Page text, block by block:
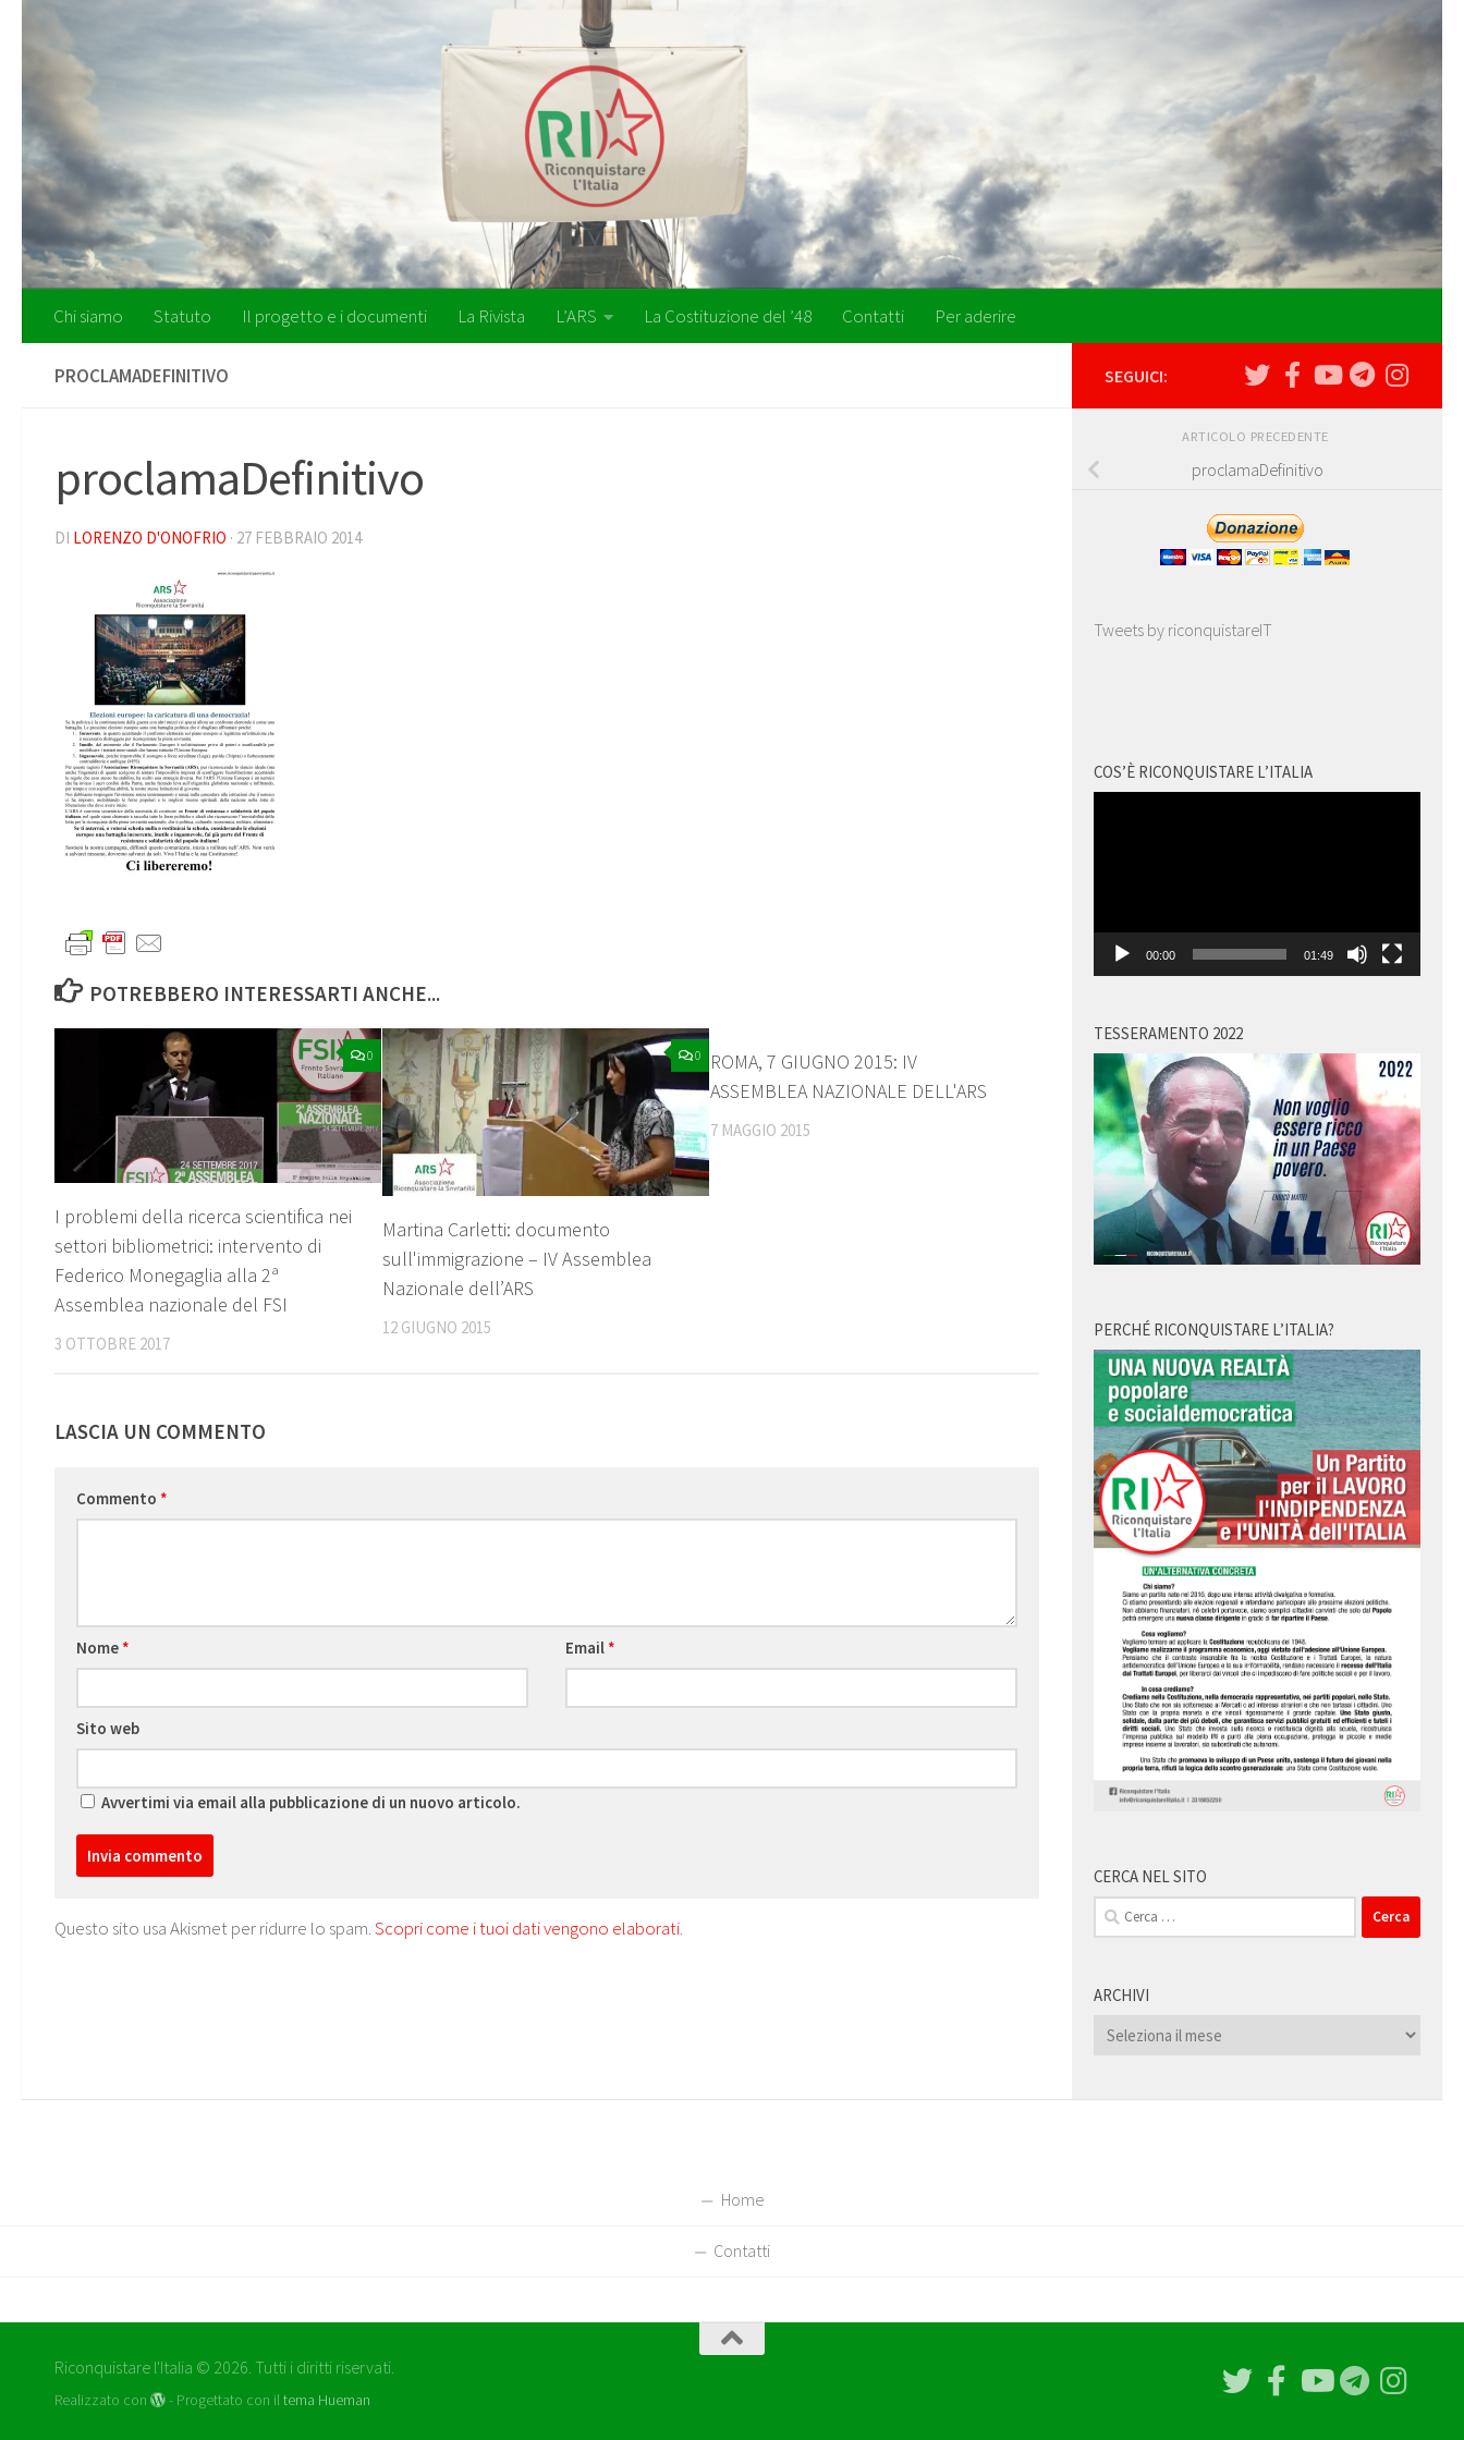
Salta al contenuto
Chi siamo Statuto Il progetto e i documenti La Rivista L’ARS La Costituzione del ’48 Contatti Per aderire
PROCLAMADEFINITIVO
proclamaDefinitivo
DI LORENZO D'ONOFRIO · 27 FEBBRAIO 2014
POTREBBERO INTERESSARTI ANCHE...
0
I problemi della ricerca scientifica nei
settori bibliometrici: intervento di
Federico Monegaglia alla 2ª
Assemblea nazionale del FSI
3 OTTOBRE 2017
0
Martina Carletti: documento
sull'immigrazione – IV Assemblea
Nazionale dell’ARS
12 GIUGNO 2015
ROMA, 7 GIUGNO 2015: IV
ASSEMBLEA NAZIONALE DELL'ARS
7 MAGGIO 2015
LASCIA UN COMMENTO
Commento *
Nome* Email*
Sito web
Avvertimi via email alla pubblicazione di un nuovo articolo.
Questo sito usa Akismet per ridurre lo spam.Scopri come i tuoi dati vengono elaborati.
SEGUICI:
ARTICOLO PRECEDENTE
proclamaDefinitivo
Tweets by riconquistareIT
COS’È RICONQUISTARE L’ITALIA
00:00 01:49
TESSERAMENTO 2022
PERCHÉ RICONQUISTARE L’ITALIA?
CERCA NEL SITO
Ricerca
per:
ARCHIVI
Archivi
Home
Contatti
Riconquistare l'Italia © 2026. Tutti i diritti riservati.
Realizzato con - Progettato con iltema Hueman